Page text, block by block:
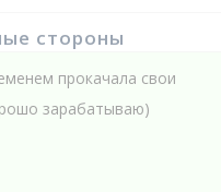
стороны
прокачала свои
зарабатываю)